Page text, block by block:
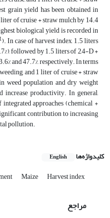
grain yield has been obtained in
of cruise + straw mulch by 14.4
biological yield is recorded in
). In case of harvest index, 1.5 liters
followed by 1.5 liters of 2,4-D +
and 47.7%, respectively. In terms
and 1 liter of cruise + straw
weed population and dry weight
increase productivity. In general,
approaches (chemical +
contribution to increasing
pollution.
کلیدواژه‌ها English
Maize Harvest index
مراجع